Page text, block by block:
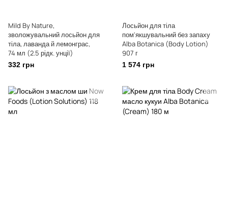
Mild By Nature,
зволожувальний лосьйон для
тіла, лаванда й лемонграс,
74 мл (2.5 рідк. унції)
332 грн
Лосьйон для тіла
пом'якшувальний без запаху
Alba Botanica (Body Lotion)
907 г
1 574 грн